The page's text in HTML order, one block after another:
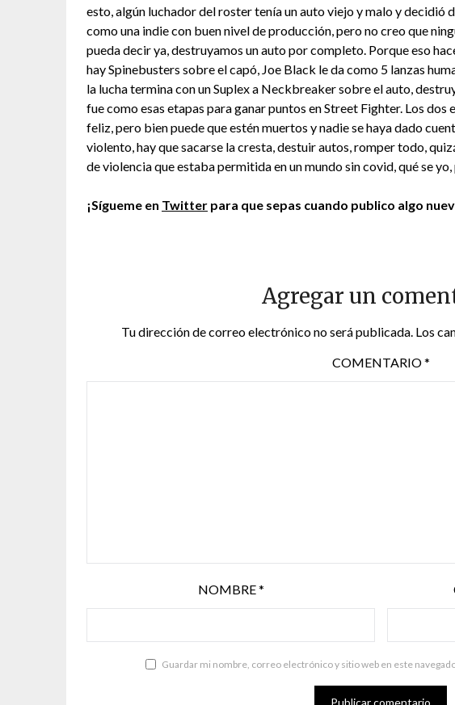
esto, algún luchador del roster tenía un auto viejo y malo y decidió
como una indie con buen nivel de producción, pero no creo que
pueda decir ya, destruyamos un auto por completo. Porque eso
hay Spinebusters sobre el capó, Joe Black le da como 5 lanzas
la lucha termina con un Suplex a Neckbreaker sobre el auto,
fue como esas etapas para ganar puntos en Street Fighter. Los dos
feliz, pero bien puede que estén muertos y nadie se haya dado
violento, hay que sacarse la cresta, destuir autos, romper todo,
de violencia que estaba permitida en un mundo sin covid, qué se
¡Sígueme en Twitter para que sepas cuando publico algo
Agregar un
Tu dirección de correo electrónico no será publicada. Los
COMENTARIO*
NOMBRE*
Guardar mi nombre, correo electrónico y sitio web en este